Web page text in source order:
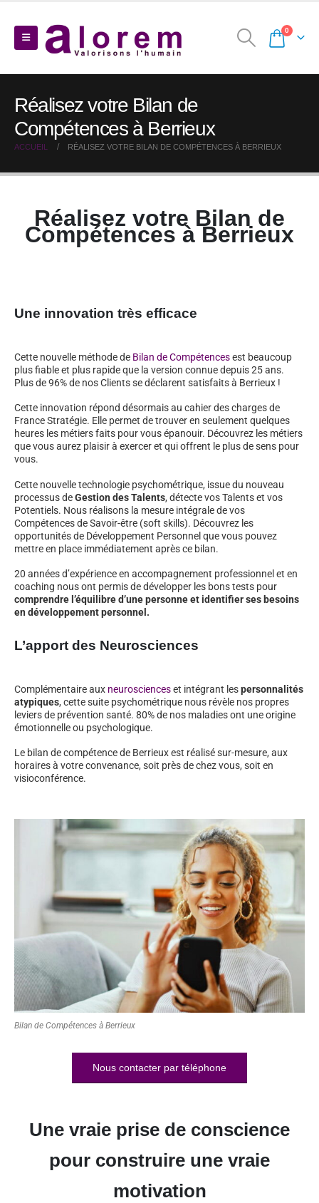
0
Réalisez votre Bilan de
Compétences à Berrieux
ACCUEIL RÉALISEZ VOTRE BILAN DE COMPÉTENCES À BERRIEUX
Réalisez votre Bilan de
Compétences à Berrieux
Une innovation très efficace
Cette nouvelle méthode de Bilan de Compétencesest beaucoup
plus fiable et plus rapide que la version connue depuis 25 ans.
Plus de 96% de nos Clients se déclarent satisfaits à Berrieux !
Cette innovation répond désormais au cahier des charges de
France Stratégie. Elle permet de trouver en seulement quelques
heures les métiers faits pour vous épanouir. Découvrez les métiers
que vous aurez plaisir à exercer et qui offrent le plus de sens pour
vous.
Cette nouvelle technologie psychométrique, issue du nouveau
processus deGestion des Talents, détecte vos Talents et vos
Potentiels. Nous réalisons la mesure intégrale de vos
Compétences de Savoir-être (soft skills). Découvrez les
opportunités de Développement Personnel que vous pouvez
mettre en place immédiatement après ce bilan.
20 années d’expérience en accompagnement professionnel et en
coaching nous ont permis de développer les bons tests pour
comprendre l’équilibre d’une personne et identifier ses besoins
en développement personnel.
L’apport des Neurosciences
Complémentaire aux neuroscienceset intégrant lespersonnalités
atypiques, cette suite psychométrique nous révèle nos propres
leviers de prévention santé. 80% de nos maladies ont une origine
émotionnelle ou psychologique.
Le bilan de compétence de Berrieux est réalisé sur-mesure, aux
horaires à votre convenance, soit près de chez vous, soit en
visioconférence.
Bilan de Compétences à Berrieux
Nous contacter par téléphone
Une vraie prise de conscience
pour construire une vraie
motivation